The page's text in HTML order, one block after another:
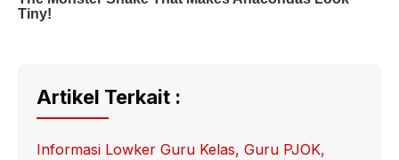
Artikel Terkait :
Informasi Lowker Guru Kelas, Guru PJOK,